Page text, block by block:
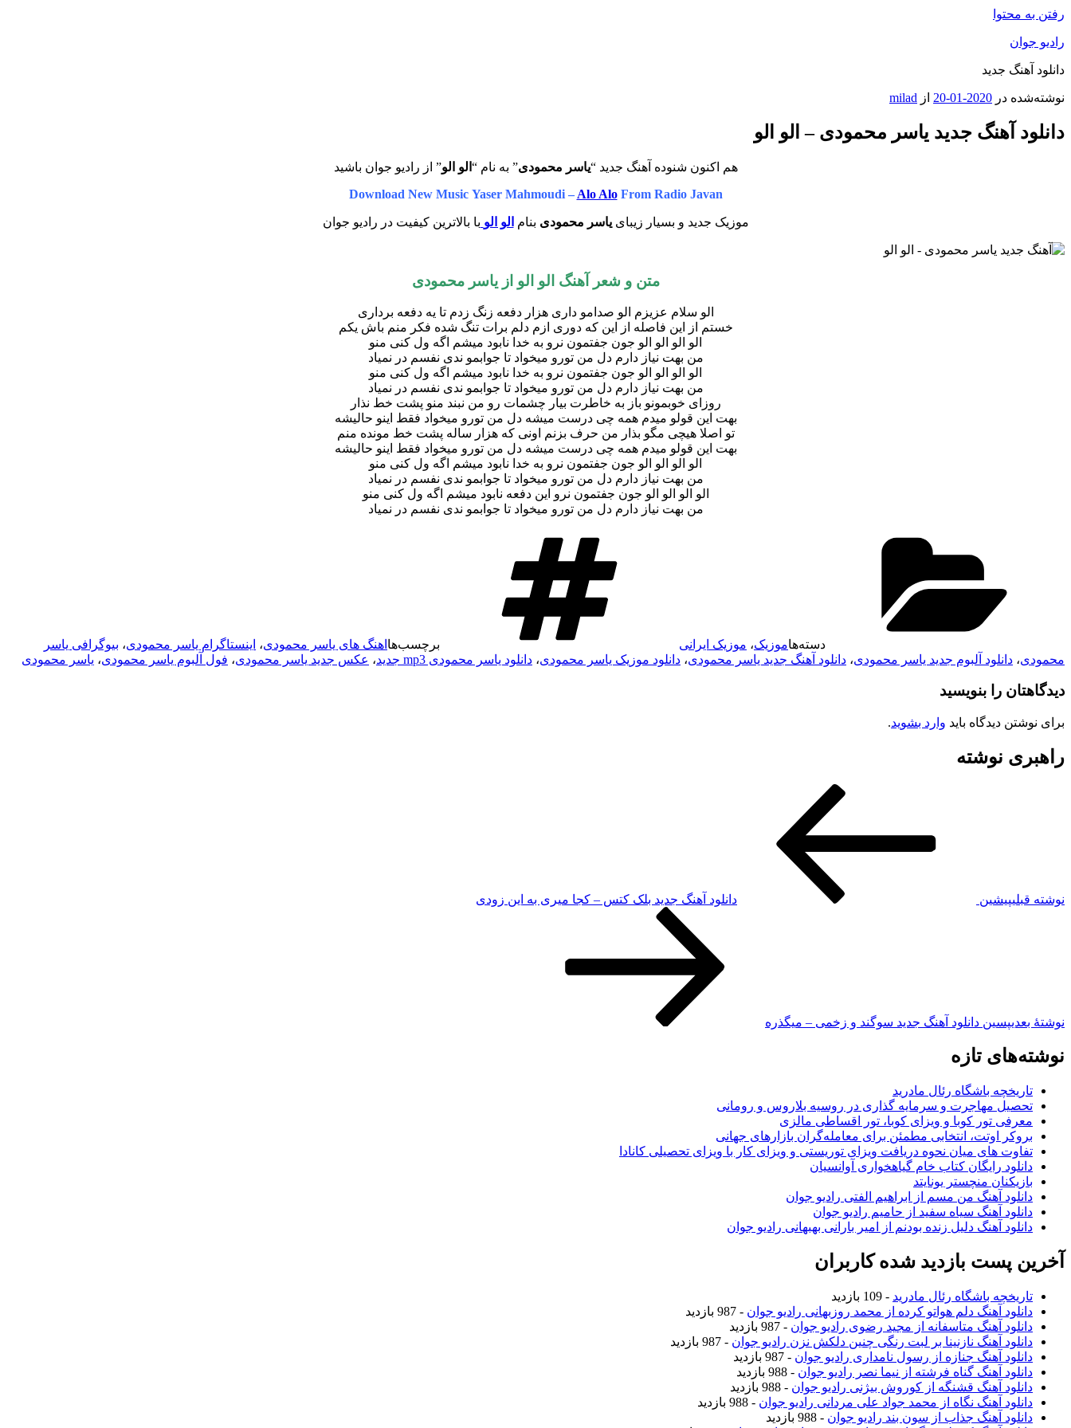
رفتن به محتوا
رادیو جوان
دانلود آهنگ جدید
نوشته‌شده در 2020-01-20 از milad
دانلود آهنگ جدید یاسر محمودی – الو الو
هم اکنون شنوده آهنگ جدید “یاسر محمودی” به نام “ الو الو” از رادیو جوان باشید
Download New Music Yaser Mahmoudi – Alo AloFrom Radio Javan
موزیک جدید و بسیار زیباییاسر محمودی بنام الو الو با بالاترین کیفیت در رادیو جوان
متن و شعر آهنگ الو الو از یاسر محمودی
الو سلام عزیزم الو صدامو داری هزار دفعه زنگ زدم تا یه دفعه برداری
خستم از این فاصله از این که دوری ازم دلم برات تنگ شده فکر منم باش یکم
الو الو الو الو جون جفتمون نرو به خدا نابود میشم اگه ول کنی منو
من بهت نیاز دارم دل من تورو میخواد تا جوابمو ندی نفسم در نمیاد
الو الو الو الو جون جفتمون نرو به خدا نابود میشم اگه ول کنی منو
من بهت نیاز دارم دل من تورو میخواد تا جوابمو ندی نفسم در نمیاد
روزای خوبمونو باز به خاطرت بیار چشمات رو من نبند منو پشت خط نذار
بهت این قولو میدم همه چی درست میشه دل من تورو میخواد فقط اینو حالیشه
تو اصلا هیچی مگو بذار من حرف بزنم اونی که هزار ساله پشت خط مونده منم
بهت این قولو میدم همه چی درست میشه دل من تورو میخواد فقط اینو حالیشه
الو الو الو الو جون جفتمون نرو به خدا نابود میشم اگه ول کنی منو
من بهت نیاز دارم دل من تورو میخواد تا جوابمو ندی نفسم در نمیاد
الو الو الو الو جون جفتمون نرو این دفعه نابود میشم اگه ول کنی منو
من بهت نیاز دارم دل من تورو میخواد تا جوابمو ندی نفسم در نمیاد
دسته‌هاموزیک، موزیک ایرانی برچسب‌ها اهنگ های یاسر محمودی، اینستاگرام یاسر محمودی، بیوگرافی یاسر
محمودی، دانلود آلبوم جدید یاسر محمودی، دانلود آهنگ جدید یاسر محمودی، دانلود موزیک یاسر محمودی، دانلود یاسر محمودی mp3 جدید ، عکس جدید یاسر محمودی، فول آلبوم یاسر محمودی، یاسر محمودی
دیدگاهتان را بنویسید
برای نوشتن دیدگاه باید وارد بشوید.
راهبری نوشته
نوشته قبلیپیشین دانلود آهنگ جدید بلک کتس – کجا میری به این زودی
نوشته‌ٔ بعدیپسین دانلود آهنگ جدید سوگند و زخمی – میگذره
نوشته‌های تازه
تاریخچه باشگاه رئال مادرید
تحصیل مهاجرت و سرمایه گذاری در روسیه بلاروس و رومانی
معرفی تور کوبا و ویزای کوبا، تور اقساطی مالزی
بروکر اوتت، انتخابی مطمئن برای معامله‌گران بازارهای جهانی
تفاوت های میان نحوه دریافت ویزای توریستی و ویزای کار با ویزای تحصیلی کانادا
دانلود رایگان کتاب خام گیاهخواری آوانسیان
بازیکنان منچستر یونایتد
دانلود آهنگ من مسم از ابراهیم الفتی رادیو جوان
دانلود آهنگ سیاه سفید از حامیم رادیو جوان
دانلود آهنگ دلیل زنده بودنم از امیر بارانی بهبهانی رادیو جوان
آخرین پست بازدید شده کاربران
تاریخچه باشگاه رئال مادرید - 109 بازدید
دانلود آهنگ دلم هواتو کرده از محمد روزبهانی رادیو جوان - 987 بازدید
دانلود آهنگ متاسفانه از مجید رضوی رادیو جوان - 987 بازدید
دانلود آهنگ نازنینا بر لبت رنگی چنین دلکش نزن رادیو جوان - 987 بازدید
دانلود آهنگ جنازه از رسول نامداری رادیو جوان - 987 بازدید
دانلود آهنگ گناه فرشته از نیما نصر رادیو جوان - 988 بازدید
دانلود آهنگ قشنگه از کوروش بیژنی رادیو جوان - 988 بازدید
دانلود آهنگ نگاه از محمد جواد علی مردانی رادیو جوان - 988 بازدید
دانلود آهنگ جذاب از سون بند رادیو جوان - 988 بازدید